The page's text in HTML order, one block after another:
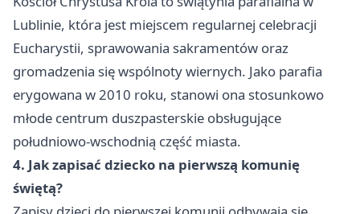
Lublinie, która jest miejscem regularnej celebracji
Eucharystii, sprawowania sakramentów oraz
gromadzenia się wspólnoty wiernych. Jako parafia
erygowana w 2010 roku, stanowi ona stosunkowo
młode centrum duszpasterskie obsługujące
południowo-wschodnią część miasta.
4. Jak zapisać dziecko na pierwszą komunię
świętą?